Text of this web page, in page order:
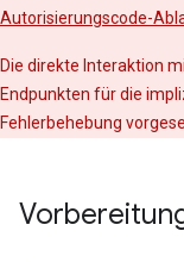
Autorisierungscode-
Die direkte Interaktion
Endpunkten für die
Fehlerbehebung